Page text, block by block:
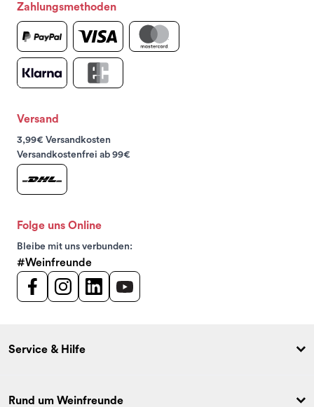
Zahlungsmethoden
Versand
3,99€ Versandkosten
Versandkostenfrei ab 99€
Folge uns Online
Bleibe mit uns verbunden:
#Weinfreunde
Service & Hilfe
Rund um Weinfreunde